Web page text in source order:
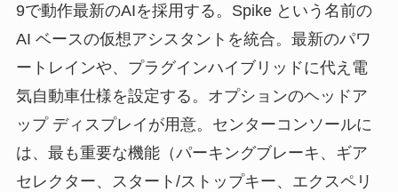
9で動作最新のAIを採用する。Spike という名前の
AI ベースの仮想アシスタントを統合。最新のパワ
ートレインや、プラグインハイブリッドに代え電
気自動車仕様を設定する。オプションのヘッドア
ップ ディスプレイが用意。センターコンソールに
は、最も重要な機能（パーキングブレーキ、ギア
セレクター、スタート/ストップキー、エクスペリ